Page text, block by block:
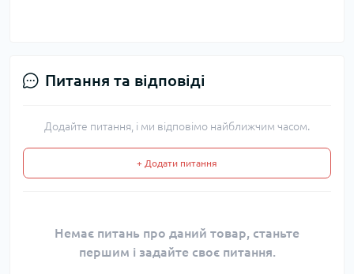
Питання та відповіді
Додайте питання, і ми відповімо найближчим часом.
+ Додати питання
Немає питань про даний товар, станьте
першим і задайте своє питання.